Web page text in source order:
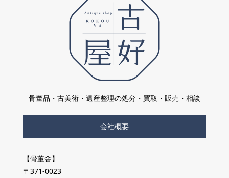
骨董品・古美術・遺産整理の処分・買取・販売・相談
会社概要
【骨董舎】
〒371-0023